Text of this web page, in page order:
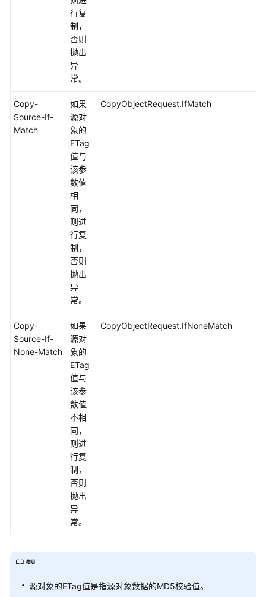
上
传
对
象
下
载
对
象
获
取
上
传
进
度
创
文
件
夹
设
置
对
象
属
性
设
置
对
象
生
重
行复
制，
否则
抛出
异
常。
Copy-
Source-If-
Match
如果
源对
象的
ETag
值与
该参
数值
相
同，
则进
行复
制，
否则
抛出
异
常。
CopyObjectRequest.IfMatch
Copy-
Source-If-
None-Match
如果
源对
象的
ETag
值与
该参
数值
不相
同，
则进
行复
制，
否则
抛出
异
常。
CopyObjectRequest.IfNoneMatch
源对象的ETag值是指源对象数据的MD5校验值。